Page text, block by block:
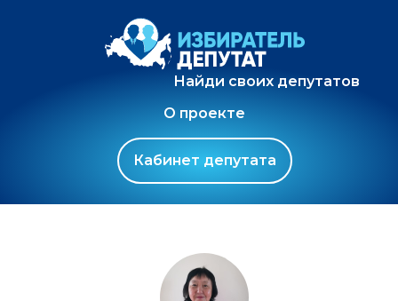
Найди своих депутатов
О проекте
Кабинет депутата